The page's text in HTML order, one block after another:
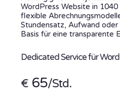
WordPress Website in 1040
flexible
Stundensatz, Aufwand oder
Basis für eine transparente
Dedicated Service für
€ 65/Std.